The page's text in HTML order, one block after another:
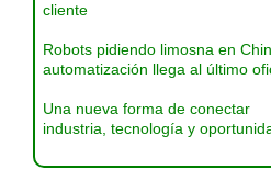
cliente
Robots pidiendo limosna en
automatización llega al último
Una nueva forma de conectar
industria, tecnología y